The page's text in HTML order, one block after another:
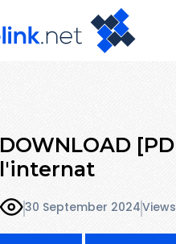
DOWNLOAD
l'internat
30 September 2024